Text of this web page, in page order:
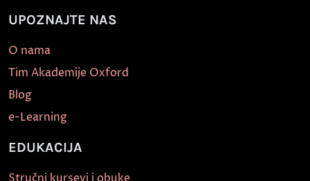
UPOZNAJTE NAS
O nama
Tim Akademije Oxford
Blog
e-Learning
EDUKACIJA